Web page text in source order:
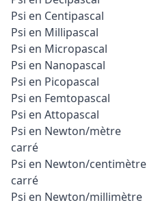
Psi en Centipascal
Psi en Millipascal
Psi en Micropascal
Psi en Nanopascal
Psi en Picopascal
Psi en Femtopascal
Psi en Attopascal
Psi en Newton/mètre
carré
Psi en Newton/centimètre
carré
Psi en Newton/millimètre